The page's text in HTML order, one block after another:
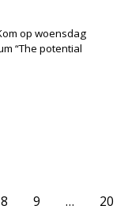
op woensdag
“The potential
8 9 … 20